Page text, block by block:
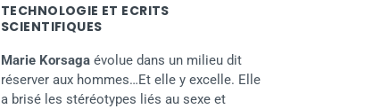
TECHNOLOGIE ET ECRITS
SCIENTIFIQUES
Marie Korsaga évolue dans un milieu dit
réserver aux hommes…Et elle y excelle. Elle
a brisé les stéréotypes liés au sexe et